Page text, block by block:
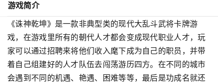
游戏简介
《诛神乾坤》是一款非典型类的现代大乱斗武将卡牌游
戏，在游戏里所有的朝代人才都会变成现代职业人才，玩
家可以通过招聘来将他们收入麾下成为自己的职员，并带
着自己组建好的人才队伍去闯荡游历四方。在不同的城市
会遇到不同的机遇、艳遇、困难等等，最后是功成名就还